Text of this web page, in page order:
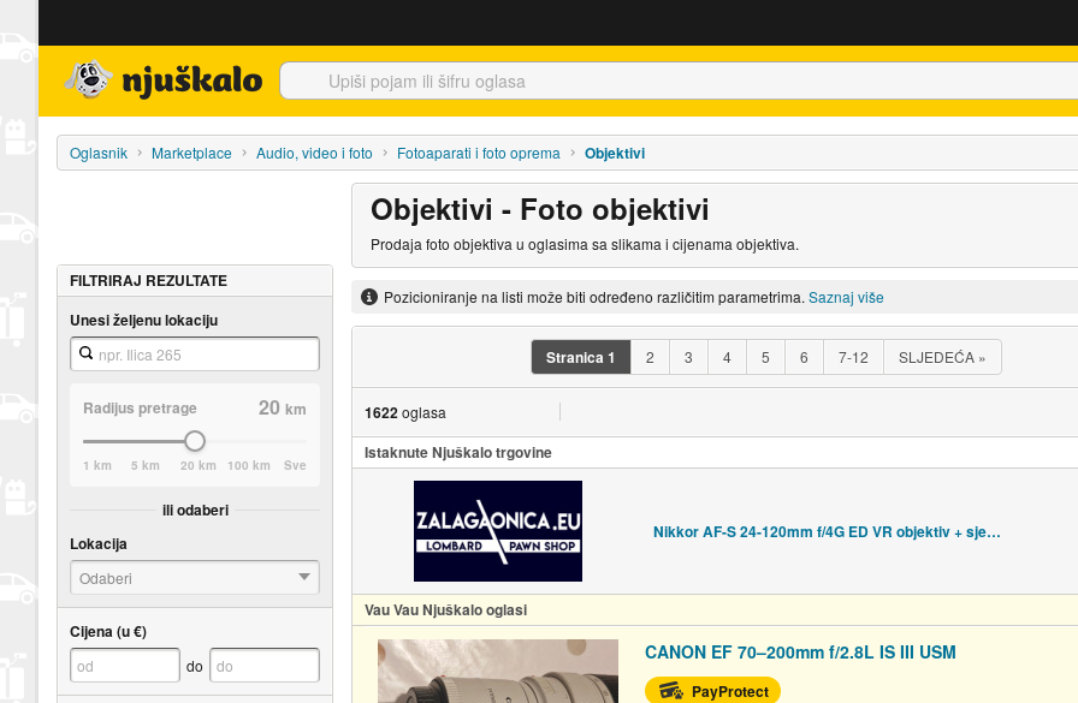
Oglasnik Marketplace Audio, video i foto Fotoaparati i foto oprema Objektivi
Objektivi - Foto objektivi
Prodaja foto objektiva u oglasima sa slikama i cijenama objektiva.
Pozicioniranje na listi može biti određeno različitim parametrima. Saznaj više
Stranica1 2 3 4 5 6 7-12 SLJEDEĆA »
1622oglasa
Istaknute Njuškalo trgovine
Nikkor AF-S 24-120mm f/4G ED VR objektiv + sjenilo
Vau Vau Njuškalo oglasi
CANON EF 70–200mm f/2.8L IS III USM
PayProtect
FILTRIRAJ REZULTATE
Unesi željenu lokaciju
Radijus pretrage 20km
1 km 5 km 20 km 100 km Sve
ili odaberi
Lokacija
Odaberi
Cijena (u €)
do